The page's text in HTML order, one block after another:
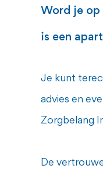
Word je
is een
Je kunt
advies en
Zorgbelang
De